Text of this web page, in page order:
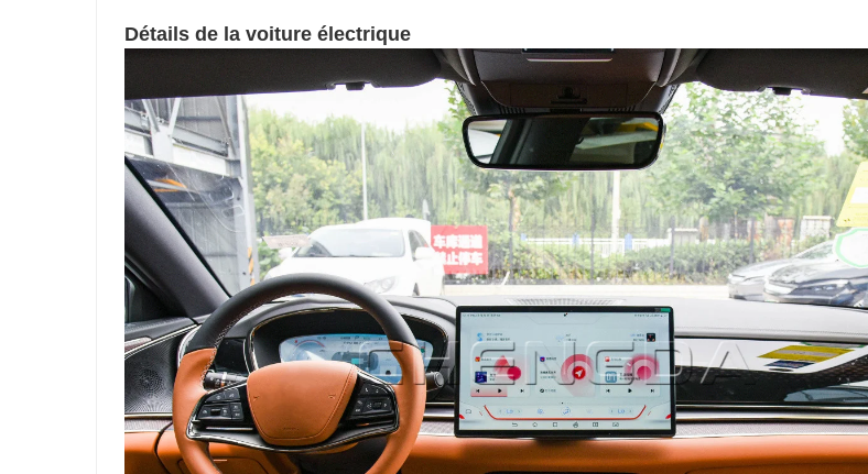
Détails de la voiture électrique